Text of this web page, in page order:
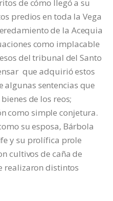
de cómo llegó a su
predios en toda la Vega
de la Acequia
como implacable
del tribunal del Santo
que adquirió estos
algunas sentencias que
de los reos;
como simple conjetura.
su esposa, Bárbola
y su prolífica prole
cultivos de caña de
realizaron distintos